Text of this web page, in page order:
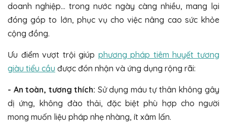
doanh nghiệp… trong nước ngày càng nhiều, mang lại
đóng góp to lớn, phục vụ cho việc nâng cao sức khỏe
cộng đồng.
Ưu điểm vượt trội giúp phương pháp tiêm huyết tương
giàu tiểu cầu được đón nhận và ứng dụng rộng rãi:
- An toàn, tương thích: Sử dụng máu tự thân không gây
dị ứng, không đào thải, đặc biệt phù hợp cho người
mong muốn liệu pháp nhẹ nhàng, ít xâm lấn.